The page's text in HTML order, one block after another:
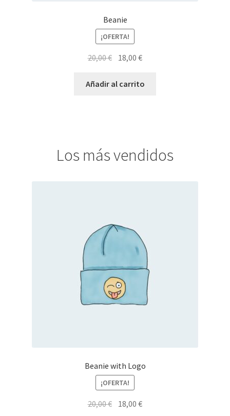
Beanie
¡OFERTA!
20,00€ El
original
18,00€El
actual
Añadir al carrito
Los más vendidos
Beanie with Logo
¡OFERTA!
20,00€ El18,00€El